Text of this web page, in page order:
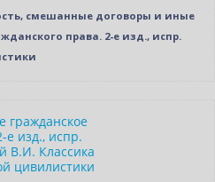
смешанные договоры и иные
права. 2-е изд., испр.